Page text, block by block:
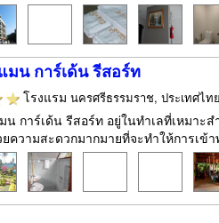
มน การ์เด้น รีสอร์ท
โรงแรม นครศรีธรรมราช, ประเทศไทย
น การ์เด้น รีสอร์ท อยู่ในทำเลที่เหมา
ความสะดวกมากมายที่จะทำให้การเ